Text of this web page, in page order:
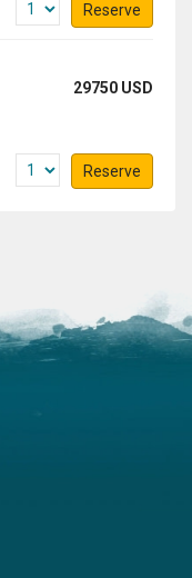
Reserve
29750 USD
Reserve